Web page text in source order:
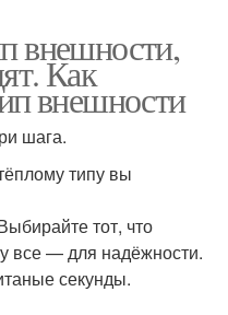
внешности,
Как
внешности
шага.
типу вы
тот, что
все — для надёжности.
секунды.